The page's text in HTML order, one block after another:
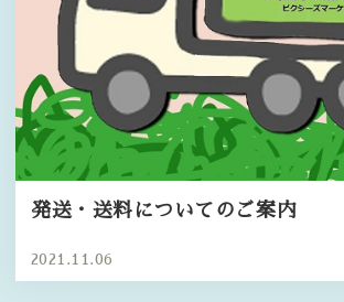
発送・送料についてのご案内
2021.11.06